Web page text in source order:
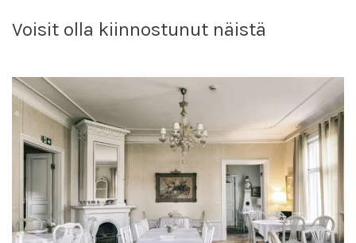
Voisit olla kiinnostunut näistä